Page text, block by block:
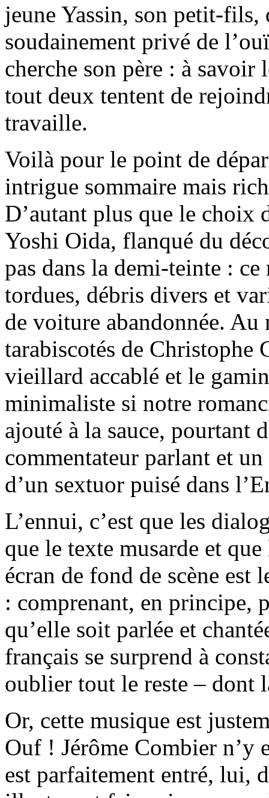
jeune Yassin, son petit-fils,
soudainement privé de
cherche son père : à
tout deux tentent de
travaille.
Voilà pour le point de
intrigue sommaire mais
D’autant plus que le choix
Yoshi Oida, flanqué du
pas dans la demi-teinte :
tordues, débris divers et
de voiture abandonnée.
tarabiscotés de Christophe
vieillard accablé et le
minimaliste si notre
ajouté à la sauce, pourtant
commentateur parlant et
d’un sextuor puisé dans
L’ennui, c’est que les
que le texte musarde et
écran de fond de scène est
: comprenant, en principe,
qu’elle soit parlée et
français se surprend à
oublier tout le reste – dont
Or, cette musique est
Ouf ! Jérôme Combier n’y
est parfaitement entré, lui,